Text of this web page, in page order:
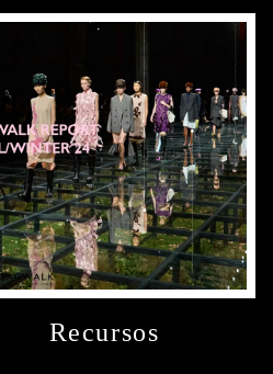
Recursos